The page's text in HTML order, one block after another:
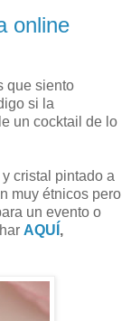
online
que siento
si la
un cocktail de lo
cristal pintado a
muy étnicos pero
un evento o
AQUÍ ,